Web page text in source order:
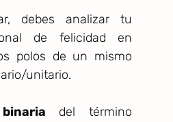
debes analizar tu
de felicidad en
polos de un mismo
unitario.
binaria del término